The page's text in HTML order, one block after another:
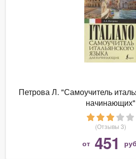
Петрова Л. "Самоучитель
начинающих"
(Отзывы 3)
от 451